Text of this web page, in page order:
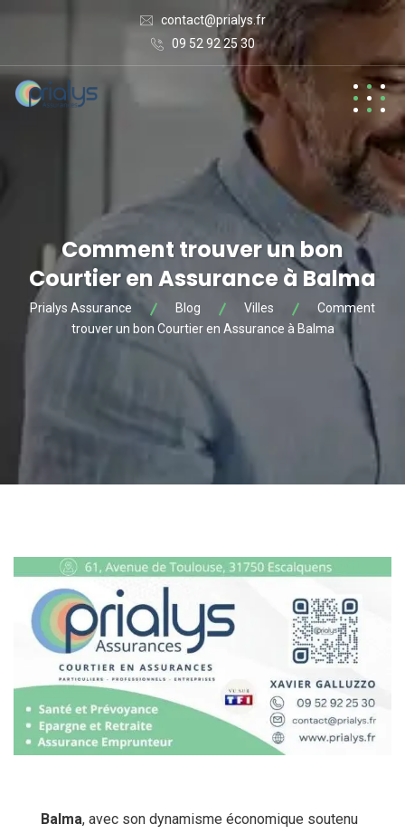
contact@prialys.fr
09 52 92 25 30
Comment trouver un bon
Courtier en Assurance à Balma
Prialys Assurance Blog Villes
Comment
trouver un bon Courtier en Assurance à Balma
Balma, avec son dynamisme économique soutenu